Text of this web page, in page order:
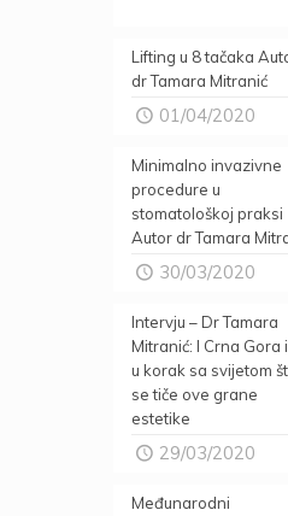
Lifting u 8 tačaka
dr Tamara Mitranić
01/04/2020
Minimalno invazivne
procedure u
stomatološkoj praksi
Autor dr Tamara
30/03/2020
Intervju – Dr Tamara
Mitranić: I Crna Gora
u korak sa svijetom
se tiče ove grane
estetike
29/03/2020
Međunarodni